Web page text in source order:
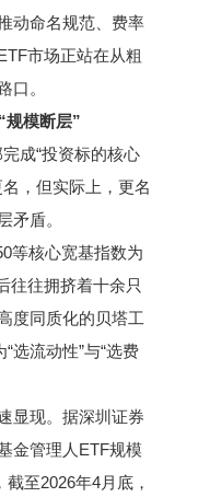
命名规范、费率
市场正站在从粗
口。
模断层”
成“投资标的核心
，但实际上，更名
矛盾。
核心宽基指数为
往往拥挤着十余只
度同质化的贝塔工
选流动性”与“选费
现。据深圳证券
金管理人ETF规模
至2026年4月底，